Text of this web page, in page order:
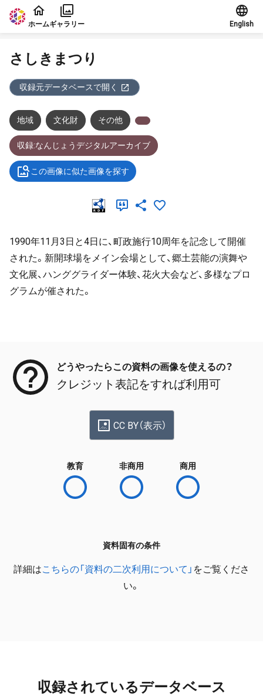
本文に飛ぶ
ホームギャラリー English
さしきまつり
収録元データベースで開く
地域 文化財 その他
収録:なんじょうデジタルアーカイブ
この画像に似た画像を探す
1990年11月3日と4日に、町政施行10周年を記念して開催
された。新開球場をメイン会場として、郷土芸能の演舞や
文化展、ハンググライダー体験、花火大会など、多様なプロ
グラムが催された。
どうやったらこの資料の画像を使えるの？
クレジット表記をすれば利用可
CC BY（表示）
教育 非商用 商用
資料固有の条件
詳細はこちらの「資料の二次利用について」 をご覧くださ
い。
収録されているデータベース